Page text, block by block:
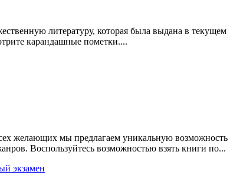
литературу, которая была выдана в текущем
карандашные пометки....
желающих мы предлагаем уникальную возможность
Воспользуйтесь возможностью взять книги по...